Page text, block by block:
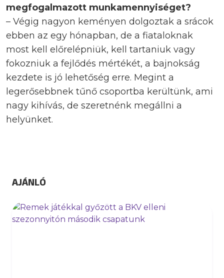
megfogalmazott munkamennyiséget?
– Végig nagyon keményen dolgoztak a srácok
ebben az egy hónapban, de a fiataloknak
most kell előrelépniük, kell tartaniuk vagy
fokozniuk a fejlődés mértékét, a bajnokság
kezdete is jó lehetőség erre. Megint a
legerősebbnek tűnő csoportba kerültünk, ami
nagy kihívás, de szeretnénk megállni a
helyünket.
AJÁNLÓ